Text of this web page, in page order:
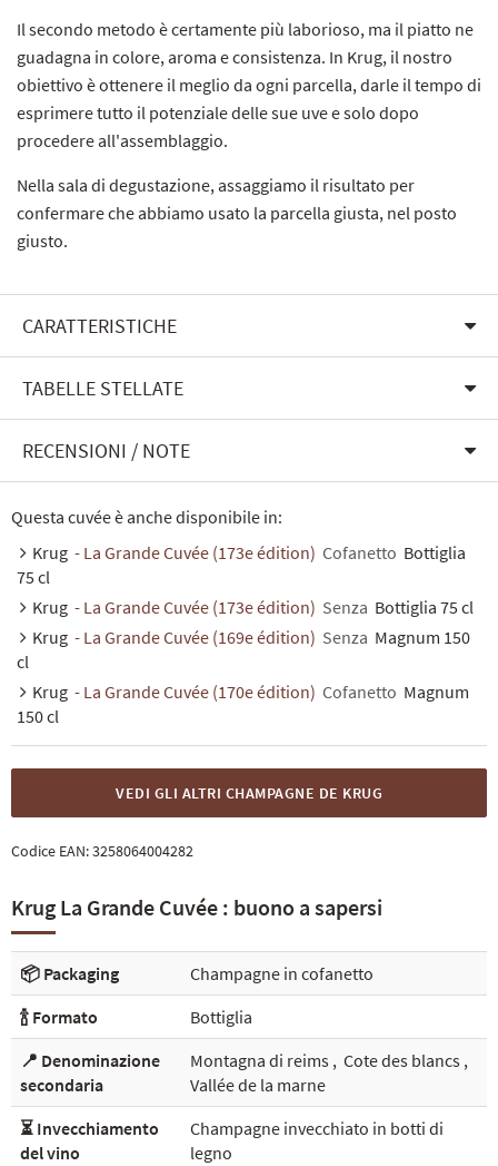
Il secondo metodo è certamente più laborioso, ma il piatto ne
guadagna in colore, aroma e consistenza. In Krug, il nostro
obiettivo è ottenere il meglio da ogni parcella, darle il tempo di
esprimere tutto il potenziale delle sue uve e solo dopo
procedere all'assemblaggio.
Nella sala di degustazione, assaggiamo il risultato per
confermare che abbiamo usato la parcella giusta, nel posto
giusto.
CARATTERISTICHE
TABELLE STELLATE
RECENSIONI / NOTE
Questa cuvée è anche disponibile in:
Krug - La Grande Cuvée (173e édition) Cofanetto Bottiglia
75 cl
Krug - La Grande Cuvée (173e édition) Senza Bottiglia 75 cl
Krug - La Grande Cuvée (169e édition) Senza Magnum 150
cl
Krug - La Grande Cuvée (170e édition) Cofanetto Magnum
150 cl
VEDI GLI ALTRI CHAMPAGNE DE KRUG
Codice EAN:3258064004282
Krug La Grande Cuvée : buono a sapersi
📦 Packaging
Champagne in cofanetto
🍾 Formato
Bottiglia
📍 Denominazione
secondaria
Montagna di reims , Cote des blancs ,
Vallée de la marne
⏳ Invecchiamento
del vino
Champagne invecchiato in botti di
legno